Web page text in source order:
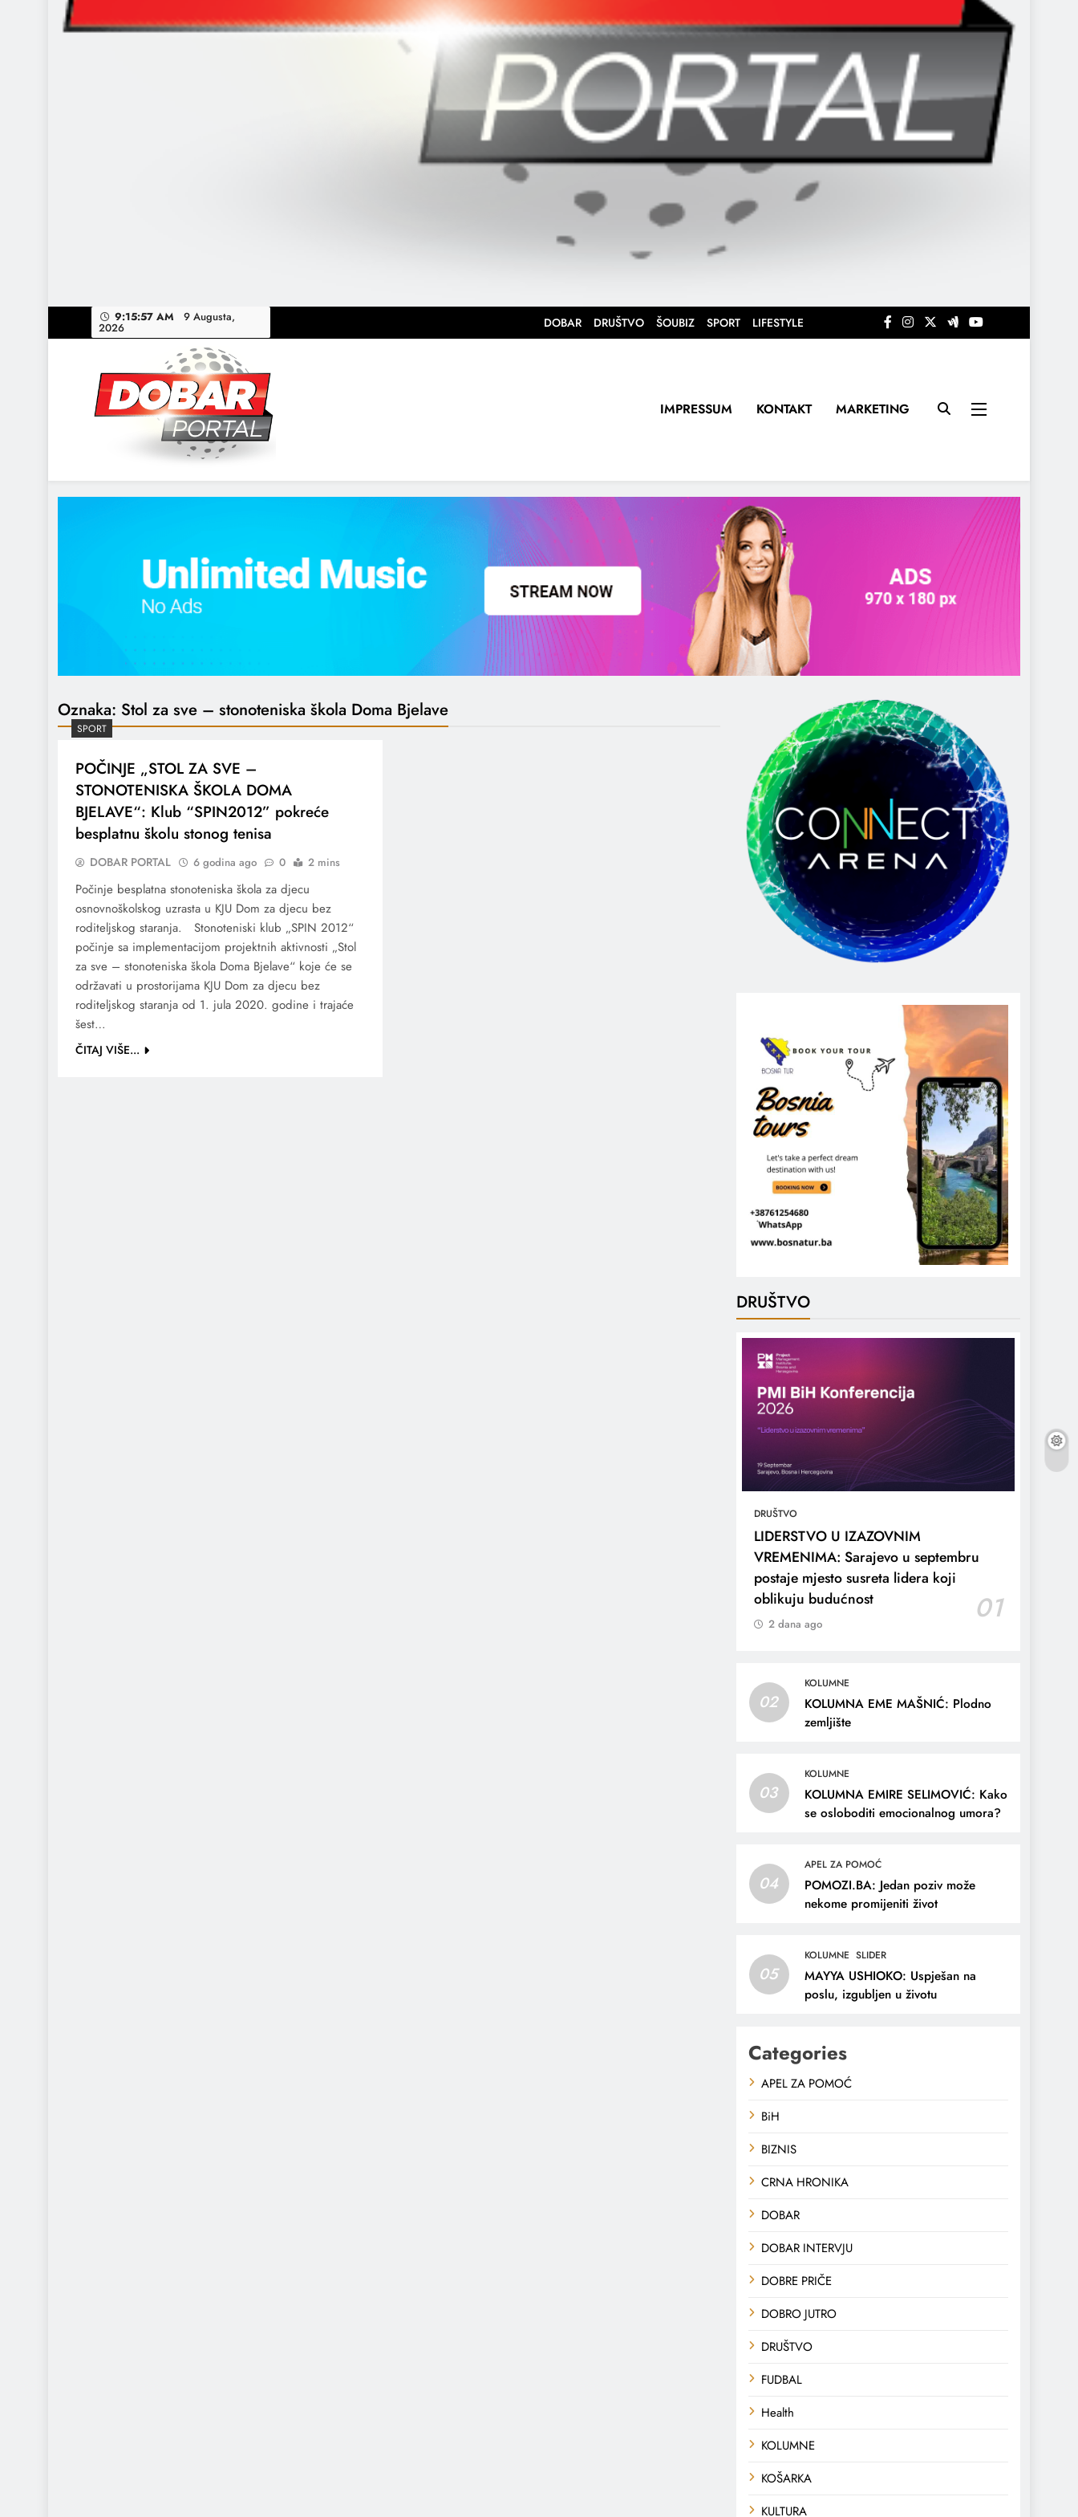
9:15:59 AM 9 Augusta,
2026 DOBAR DRUŠTVO ŠOUBIZ SPORT LIFESTYLE
DOBARPORTAL
DOBAR, ZA DOBAR DAN
IMPRESSUM KONTAKT MARKETING
Oznaka: Stol za sve – stonoteniska škola Doma Bjelave
SPORT
POČINJE „STOL ZA SVE –
STONOTENISKA ŠKOLA DOMA
BJELAVE“: Klub “SPIN2012” pokreće
besplatnu školu stonog tenisa
DOBAR PORTAL 6 godina ago 0 2 mins
Počinje besplatna stonoteniska škola za djecu
osnovnoškolskog uzrasta u KJU Dom za djecu bez
roditeljskog staranja. Stonoteniski klub „SPIN 2012“
počinje sa implementacijom projektnih aktivnosti „Stol
za sve – stonoteniska škola Doma Bjelave“ koje će se
održavati u prostorijama KJU Dom za djecu bez
roditeljskog staranja od 1. jula 2020. godine i trajaće
šest…
ČITAJ VIŠE...
DRUŠTVO
DRUŠTVO
LIDERSTVO U IZAZOVNIM
VREMENIMA: Sarajevo u septembru
postaje mjesto susreta lidera koji
oblikuju budućnost
01
2 dana ago
02
KOLUMNE
KOLUMNA EME MAŠNIĆ: Plodno
zemljište
03
KOLUMNE
KOLUMNA EMIRE SELIMOVIĆ: Kako
se osloboditi emocionalnog umora?
04
APEL ZA POMOĆ
POMOZI.BA: Jedan poziv može
nekome promijeniti život
05
KOLUMNE SLIDER
MAYYA USHIOKO: Uspješan na
poslu, izgubljen u životu
Categories
APEL ZA POMOĆ
BiH
BIZNIS
CRNA HRONIKA
DOBAR
DOBAR INTERVJU
DOBRE PRIČE
DOBRO JUTRO
DRUŠTVO
FUDBAL
Health
KOLUMNE
KOŠARKA
KULTURA